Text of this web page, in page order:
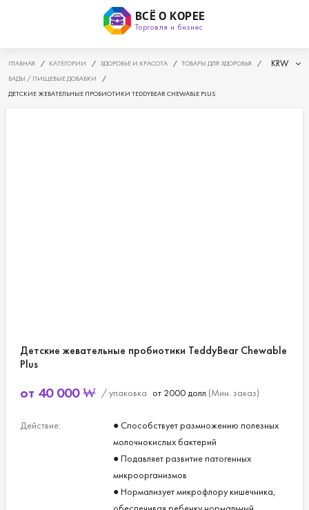
ВСЁ О КОРЕЕ
Торговля и бизнес
ГЛАВНАЯ / КАТЕГОРИИ / ЗДОРОВЬЕ И КРАСОТА / ТОВАРЫ ДЛЯ ЗДОРОВЬЯ
/
БАДЫ / ПИЩЕВЫЕ ДОБАВКИ
/
ДЕТСКИЕ ЖЕВАТЕЛЬНЫЕ ПРОБИОТИКИ TEDDYBEAR CHEWABLE PLUS
KRW
Детские жевательные пробиотики TeddyBear Chewable
Plus
от 40 000 ₩ / упаковка от 2000 долл (Мин. заказ)
Действие:
● Способствует размножению полезных
молочнокислых бактерий
● Подавляет развитие патогенных
микроорганизмов
● Нормализует микрофлору кишечника,